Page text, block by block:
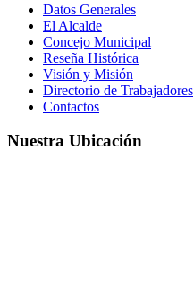
Datos Generales
El Alcalde
Concejo Municipal
Reseña Histórica
Visión y Misión
Directorio de Trabajadores
Contactos
Nuestra Ubicación